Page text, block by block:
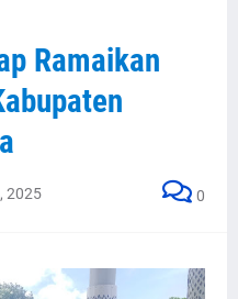
Ramaikan
2025 0